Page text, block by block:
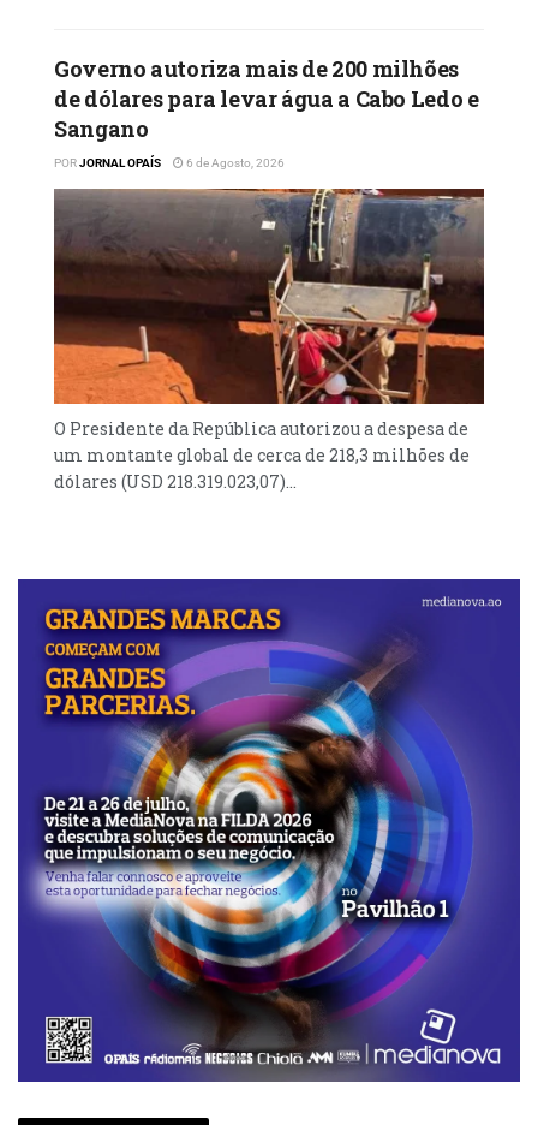
Governo autoriza mais de 200 milhões
de dólares para levar água a Cabo Ledo e
Sangano
PORJORNAL OPAÍS 6 de Agosto, 2026
O Presidente da República autorizou a despesa de
um montante global de cerca de 218,3 milhões de
dólares (USD 218.319.023,07)...